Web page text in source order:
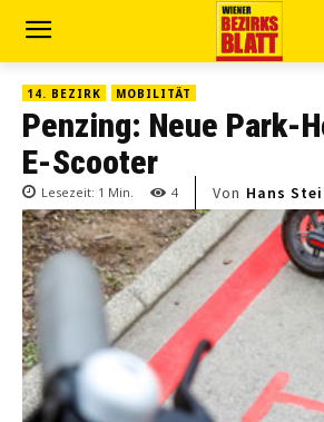
14. BEZIRK MOBILITÄT
Penzing: Neue Park-
E-Scooter
Lesezeit: 1 Min. 4 Von Hans